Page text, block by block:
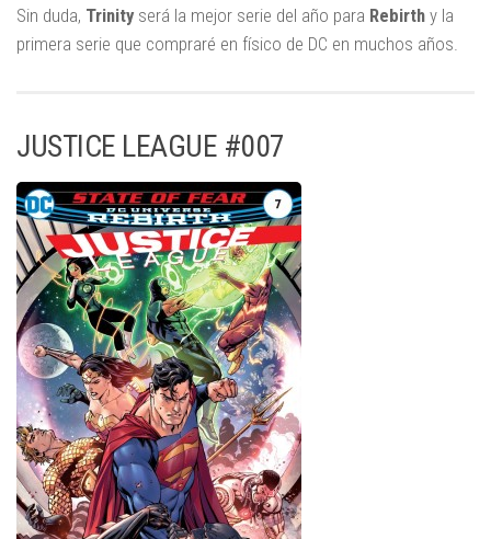
Sin duda, Trinity será la mejor serie del año para Rebirth y la
primera serie que compraré en físico de DC en muchos años.
JUSTICE LEAGUE #007